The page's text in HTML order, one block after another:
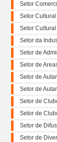
Setor
Setor Cultural
Setor Cultural
Setor da
Setor de
Setor de
Setor de
Setor de
Setor de
Setor de
Setor de
Setor de